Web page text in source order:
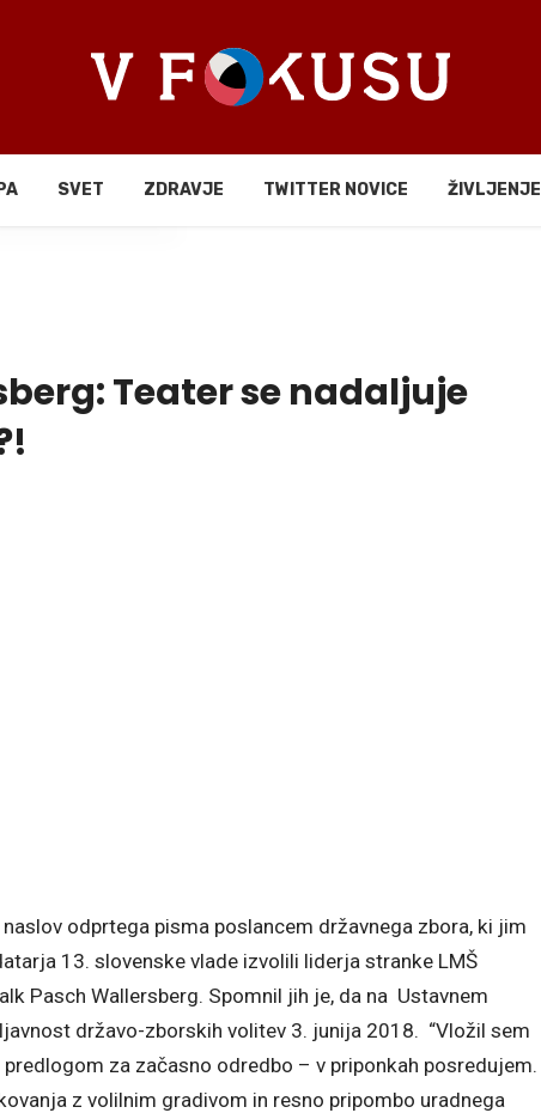
SVET ZDRAVJE TWITTER NOVICE ŽIVLJENJE
Teater se nadaljuje
odprtega pisma poslancem državnega zbora, ki jim
13. slovenske vlade izvolili liderja stranke LMŠ
Pasch Wallersberg. Spomnil jih je, da na Ustavnem
državo-zborskih volitev 3. junija 2018. “Vložil sem
za začasno odredbo – v priponkah posredujem.
z volilnim gradivom in resno pripombo uradnega